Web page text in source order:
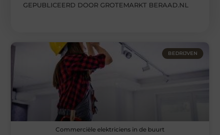
GEPUBLICEERD DOOR GROTEMARKT BERAAD.NL
BEDRIJVEN
Commerciële elektriciens in de buurt